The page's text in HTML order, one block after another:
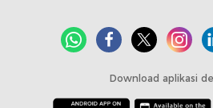
Download aplikasi